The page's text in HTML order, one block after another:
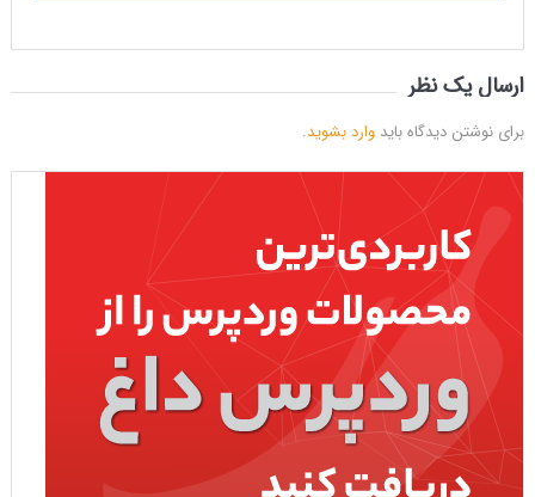
ارسال یک نظر
برای نوشتن دیدگاه باید وارد بشوید.